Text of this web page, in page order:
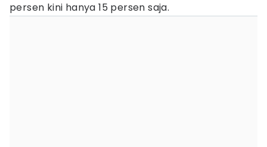
persen kini hanya 15 persen saja.